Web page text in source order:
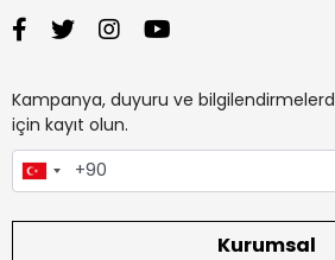
Kampanya, duyuru ve
için kayıt olun.
Kurumsal